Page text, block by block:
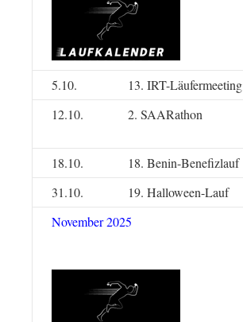
5.10. 13. IRT-Läufermeeting
12.10.
2. SAARathon
18.10. 18. Benin-Benefizlauf
31.10.
19. Halloween-Lauf
November 2025